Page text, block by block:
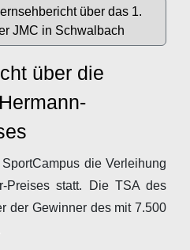
über das 1.
JMC in Schwalbach
über die
die Verleihung
Preises statt. Die TSA des
der Gewinner des mit 7.500